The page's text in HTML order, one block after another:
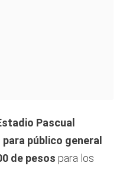
Pascual
público general
de pesos para los